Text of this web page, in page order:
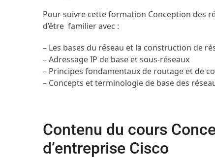
Pour suivre cette formation Conception des
d’être familier avec :
– Les bases du réseau et la construction de
– Adressage IP de base et sous-réseaux
– Principes fondamentaux de routage et de
– Concepts et terminologie de base des
Contenu du cours
d’entreprise Cisco